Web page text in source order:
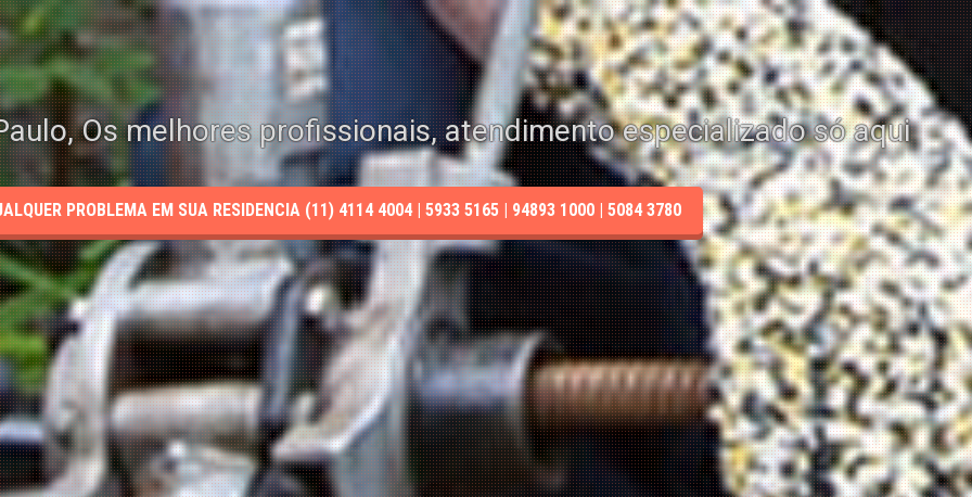
Os melhores profissionais, atendimento especializado só aqui
PROBLEMA EM SUA RESIDENCIA (11) 4114 4004 | 5933 5165 | 94893 1000 | 5084 3780